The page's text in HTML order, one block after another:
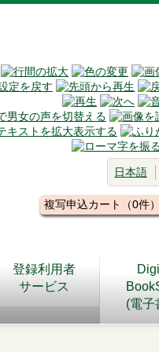
日本語
複写申込カート（0件）
登録利用者
サービス
(電子